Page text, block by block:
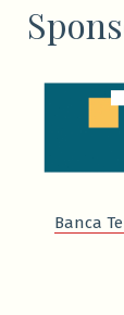
Banca